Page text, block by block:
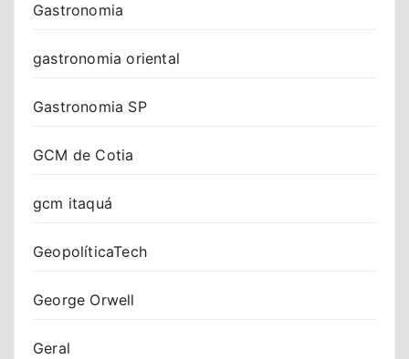
Gastronomia
gastronomia oriental
Gastronomia SP
GCM de Cotia
gcm itaquá
GeopolíticaTech
George Orwell
Geral